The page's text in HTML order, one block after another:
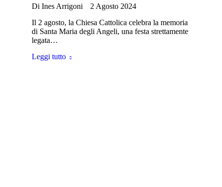
Di Ines Arrigoni
2 Agosto 2024
Il 2 agosto, la Chiesa Cattolica celebra la memoria
di Santa Maria degli Angeli, una festa strettamente
legata…
Leggi tutto